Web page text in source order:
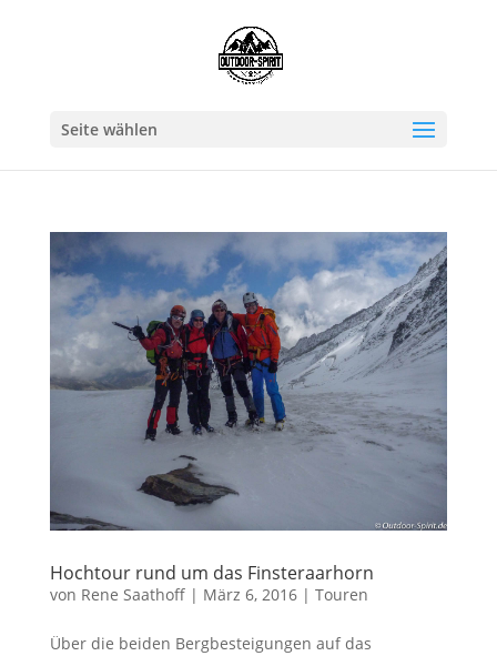
Seite wählen
Hochtour rund um das Finsteraarhorn
von Rene Saathoff| März 6, 2016| Touren
Über die beiden Bergbesteigungen auf das